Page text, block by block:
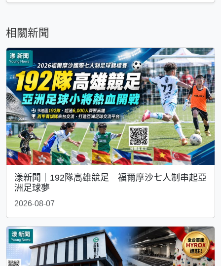
相關新聞
漾新聞｜192隊高雄競足 福爾摩沙七人制串起亞
洲足球夢
2026-08-07